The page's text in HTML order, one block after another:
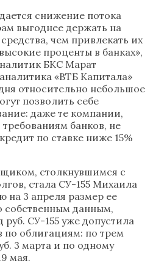
снижение потока
выгоднее держать на
чем привлекать их
проценты в банках»,
БКС Марат
«ВТБ Капитала»
относительно небольшое
позволить себе
даже те компании,
банков, не
по ставке ниже 15%
столкнувшимся с
стала СУ-155 Михаила
на 3 апреля размер ее
собственным данным,
руб. СУ-155 уже допустила
по облигациям: по трем
3 марта и по одному
мая.